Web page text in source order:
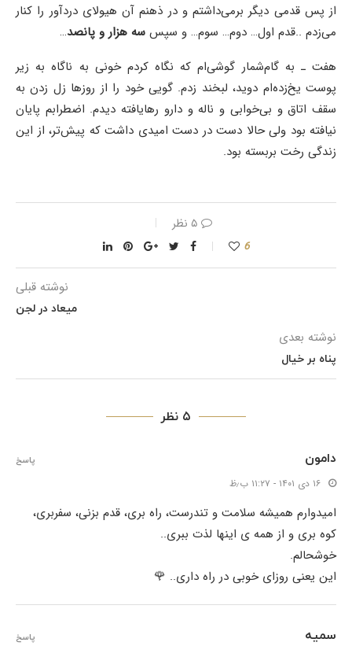
از پس قدمی دیگر برمی‌‌داشتم و در ذهنم آن هیولای دردآور را کنار
می‌زدم ..قدم اول… دوم… سوم… و سپس سه هزار و پانصد…
هفت ـ به گام‌شمار گوشی‌ام که نگاه کردم خونی به ناگاه به زیر
پوست یخ‌زده‌ام دوید، لبخند زدم. گویی خود را از روزها زل زدن به
سقف اتاق و بی‌خوابی و ناله و دارو رهایافته دیدم. اضطرابم پایان
نیافته بود ولی حالا دست در دست امیدی داشت که پیش‌تر، از این
زندگی رخت بربسته بود.
۵ نظر
6
نوشته قبلی
میعاد در لجن
نوشته بعدی
پناه بر خیال
۵ نظر
دامون
۱۶ دی ۱۴۰۱ - ۱۱:۲۷ ب٫ظ
امیدوارم همیشه سلامت و تندرست، راه بری، قدم بزنی، سفربری،
کوه بری و از همه ی اینها لذت ببری..
خوشحالم.
این یعنی روزای خوبی در راه داری.. 🌹
پاسخ
سمیه پاسخ